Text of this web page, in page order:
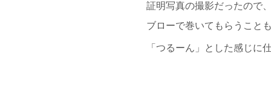
証明写真の撮影だったので
ブローで巻いてもらうこと
「つるーん」とした感じに